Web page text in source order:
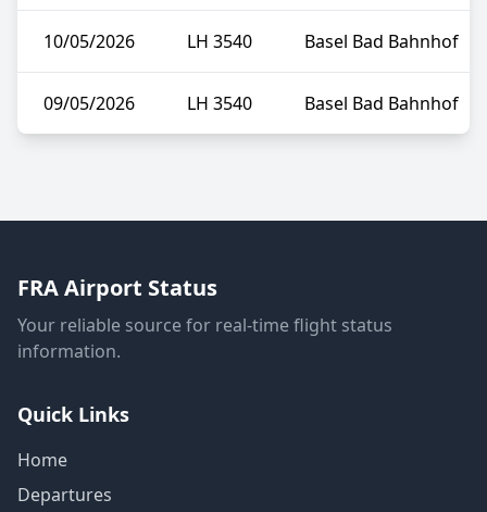
10/05/2026 LH 3540 Basel Bad Bahnhof
09/05/2026 LH 3540 Basel Bad Bahnhof
FRA Airport Status
Your reliable source for real-time flight status
information.
Quick Links
Home
Departures